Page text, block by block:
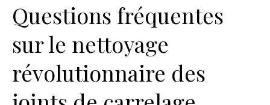
Questions fréquentes
sur le nettoyage
révolutionnaire des